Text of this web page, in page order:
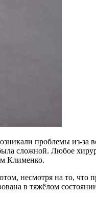
проблемы из-за
сложной. Любое
Клименко.
несмотря на то,
в тяжёлом